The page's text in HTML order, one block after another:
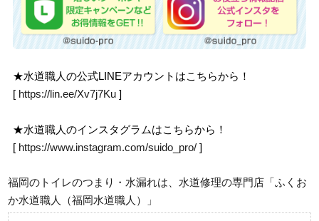
★水道職人の公式LINEアカウントはこちらから！
[ https://lin.ee/Xv7j7Ku ]
★水道職人のインスタグラムはこちらから！
[ https://www.instagram.com/suido_pro/ ]
福岡のトイレのつまり・水漏れは、水道修理の専門店「ふくお
か水道職人（福岡水道職人）」